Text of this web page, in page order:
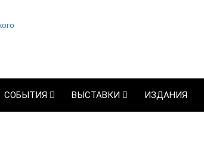
СОБЫТИЯ ВЫСТАВКИ ИЗДАНИЯ